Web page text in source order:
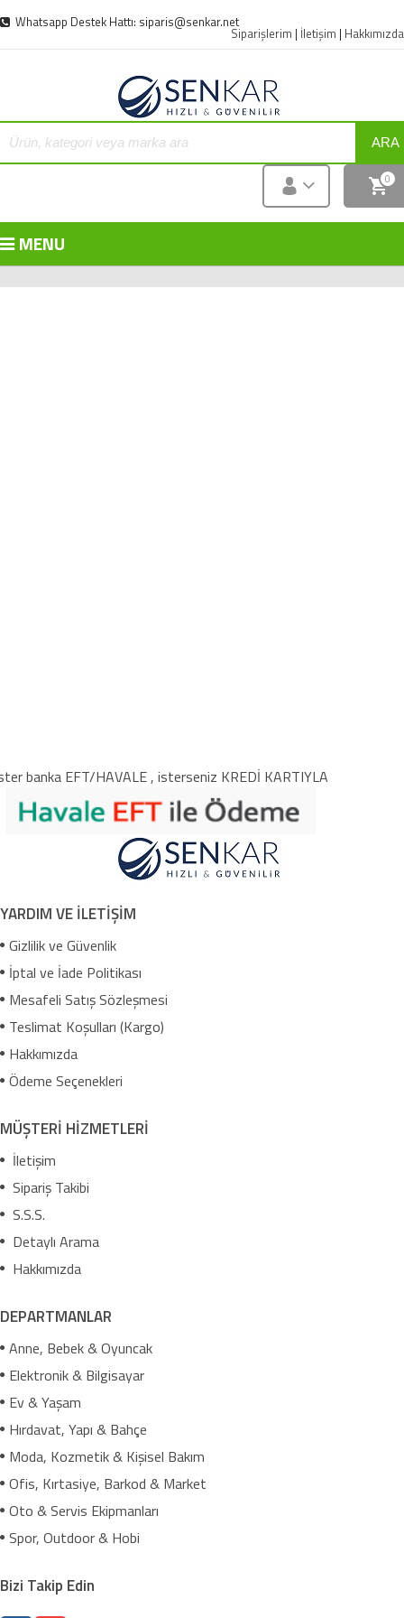
Whatsapp Destek Hattı: siparis@senkar.net
Siparişlerim | İletişim | Hakkımızda
ARA
0
MENU
banka EFT/HAVALE , isterseniz KREDİ KARTIYLA
YARDIM VE İLETİŞİM
Gizlilik ve Güvenlik
İptal ve İade Politikası
Mesafeli Satış Sözleşmesi
Teslimat Koşulları (Kargo)
Hakkımızda
Ödeme Seçenekleri
MÜŞTERİ HİZMETLERİ
İletişim
Sipariş Takibi
S.S.S.
Detaylı Arama
Hakkımızda
DEPARTMANLAR
Anne, Bebek & Oyuncak
Elektronik & Bilgisayar
Ev & Yaşam
Hırdavat, Yapı & Bahçe
Moda, Kozmetik & Kişisel Bakım
Ofis, Kırtasiye, Barkod & Market
Oto & Servis Ekipmanları
Spor, Outdoor & Hobi
Bizi Takip Edin